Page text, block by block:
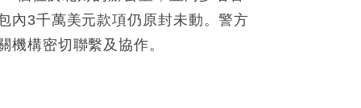
內3千萬美元款項仍原封未動。警方
構密切聯繫及協作。